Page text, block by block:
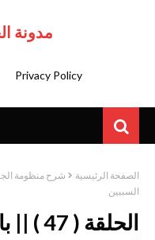
مدونة
Privacy Policy
الصفحة الرئيسية شرح منظومة
السببين